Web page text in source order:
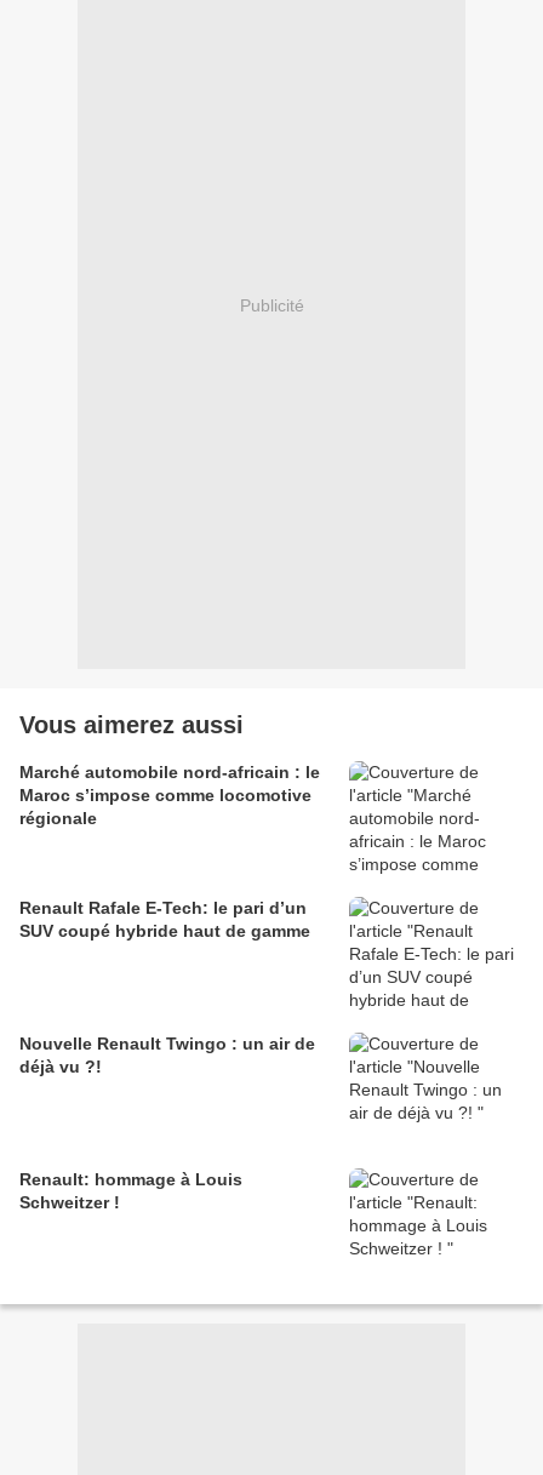
Publicité
Vous aimerez aussi
Marché automobile nord-africain : le
Maroc s’impose comme locomotive
régionale
Renault Rafale E-Tech: le pari d’un
SUV coupé hybride haut de gamme
Nouvelle Renault Twingo : un air de
déjà vu ?!
Renault: hommage à Louis
Schweitzer !